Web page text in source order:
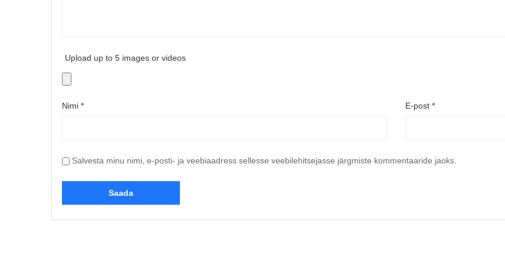
Upload up to 5 images or videos
Nimi * E-post *
Salvesta minu nimi, e-posti- ja veebiaadress sellesse veebilehitsejasse järgmiste kommentaaride jaoks.